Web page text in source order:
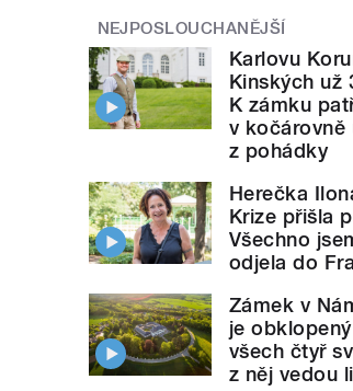
NEJPOSLOUCHANĚJŠÍ
Karlovu
Kinských už
K zámku
v kočárovně
z pohádky
Herečka
Krize přišla
Všechno
odjela do
Zámek v
je
všech čtyř
z něj vedou